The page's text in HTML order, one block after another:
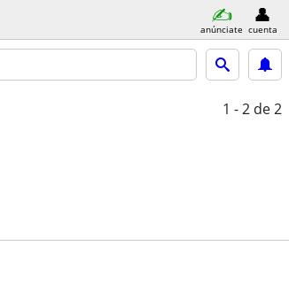
anúnciate cuenta
1 - 2 de 2